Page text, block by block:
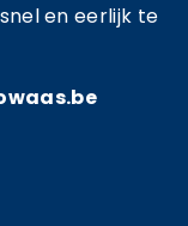
en eerlijk te